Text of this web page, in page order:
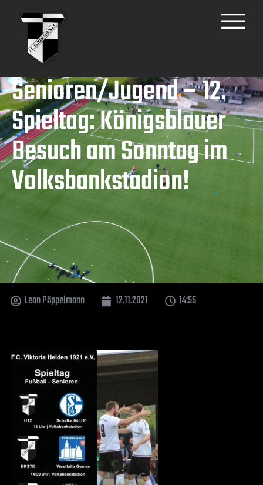
Senioren/Jugend – 12.
Spieltag: Königsblauer
Besuch am Sonntag im
Volksbankstadion!
Leon Pöppelmann 12.11.2021 14:55